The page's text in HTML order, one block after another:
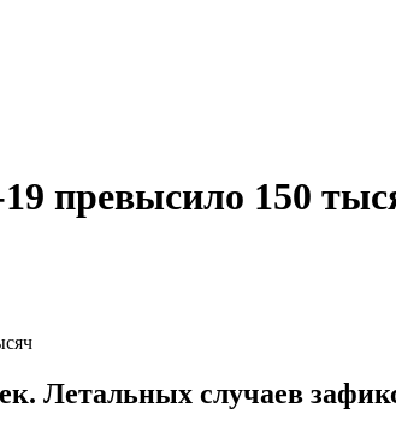
превысило 150
Летальных случаев